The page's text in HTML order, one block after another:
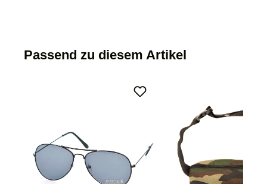
Passend zu diesem Artikel